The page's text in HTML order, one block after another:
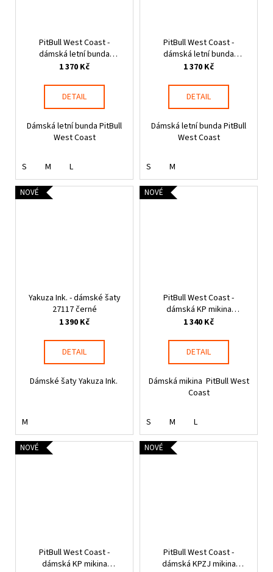
PitBull West Coast -
dámská letní bunda
AARICIA STRIPES růžová
1 370 Kč
DETAIL
Dámská letní bunda PitBull
West Coast
S M L
PitBull West Coast -
dámská letní bunda
AARICIA STRIPES tmavě
1 370 Kč
DETAIL
Dámská letní bunda PitBull
West Coast
S M
NOVÉ
Yakuza Ink. - dámské šaty
27117 černé
1 390 Kč
DETAIL
Dámské šaty Yakuza Ink.
M
NOVÉ
PitBull West Coast -
dámská KP mikina
DISCOVERY světle růžová
1 340 Kč
DETAIL
Dámská mikina PitBull West
Coast
S M L
NOVÉ
PitBull West Coast -
dámská KP mikina
NOVÉ
PitBull West Coast -
dámská KPZJ mikina